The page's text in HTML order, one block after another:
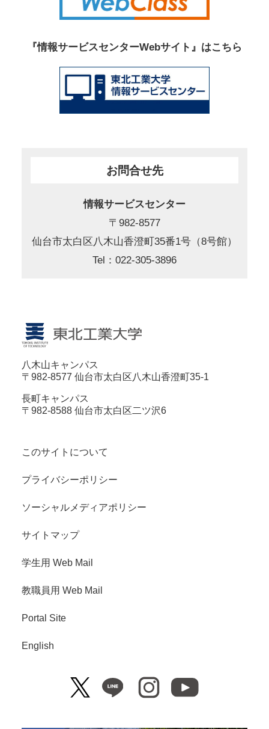
『情報サービスセンターWebサイト』はこちら
お問合せ先
情報サービスセンター
〒982-8577
仙台市太白区八木山香澄町35番1号（8号館）
Tel：022-305-3896
八木山キャンパス
〒982-8577 仙台市太白区八木山香澄町35-1
長町キャンパス
〒982-8588 仙台市太白区二ツ沢6
このサイトについて
プライバシーポリシー
ソーシャルメディアポリシー
サイトマップ
学生用 Web Mail
教職員用 Web Mail
Portal Site
English